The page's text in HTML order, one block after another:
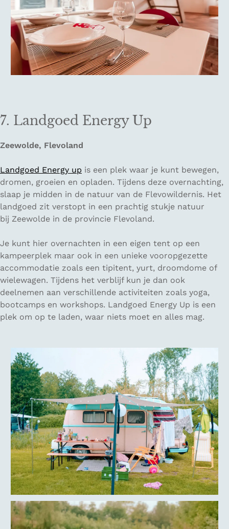
7. Landgoed Energy Up
Zeewolde, Flevoland
Landgoed Energy up is een plek waar je kunt bewegen,
dromen, groeien en opladen. Tijdens deze overnachting,
slaap je midden in de natuur van de Flevowildernis. Het
landgoed zit verstopt in een prachtig stukje natuur
bij Zeewolde in de provincie Flevoland.
Je kunt hier overnachten in een eigen tent op een
kampeerplek maar ook in een unieke vooropgezette
accommodatie zoals een tipitent, yurt, droomdome of
wielewagen. Tijdens het verblijf kun je dan ook
deelnemen aan verschillende activiteiten zoals yoga,
bootcamps en workshops. Landgoed Energy Up is een
plek om op te laden, waar niets moet en alles mag.